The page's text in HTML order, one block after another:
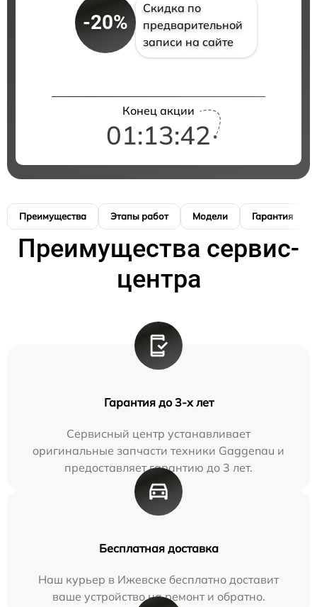
-20%
Скидка по
предварительной
записи на сайте
Конец акции
01:13:41
Преимущества Этапы работ Модели Гарантия
Преимущества сервис-
центра
Гарантия до 3-х лет
Сервисный центр устанавливает
оригинальные запчасти техники Gaggenau и
предоставляет гарантию до 3 лет.
Бесплатная доставка
Наш курьер в Ижевске бесплатно доставит
ваше устройство на ремонт и обратно.